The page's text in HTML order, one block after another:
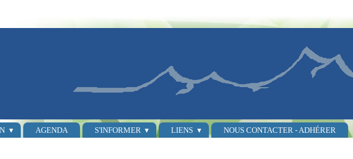
AGENDA S'INFORMER LIENS
NOUS CONTACTER - ADHÉRER